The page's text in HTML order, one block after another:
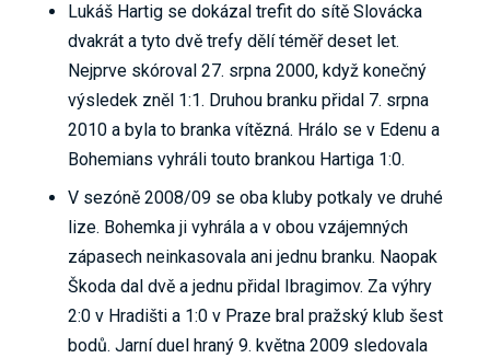
Lukáš Hartig se dokázal trefit do sítě Slovácka
dvakrát a tyto dvě trefy dělí téměř deset let.
Nejprve skóroval 27. srpna 2000, když konečný
výsledek zněl 1:1. Druhou branku přidal 7. srpna
2010 a byla to branka vítězná. Hrálo se v Edenu a
Bohemians vyhráli touto brankou Hartiga 1:0.
V sezóně 2008/09 se oba kluby potkaly ve druhé
lize. Bohemka ji vyhrála a v obou vzájemných
zápasech neinkasovala ani jednu branku. Naopak
Škoda dal dvě a jednu přidal Ibragimov. Za výhry
2:0 v Hradišti a 1:0 v Praze bral pražský klub šest
bodů. Jarní duel hraný 9. května 2009 sledovala